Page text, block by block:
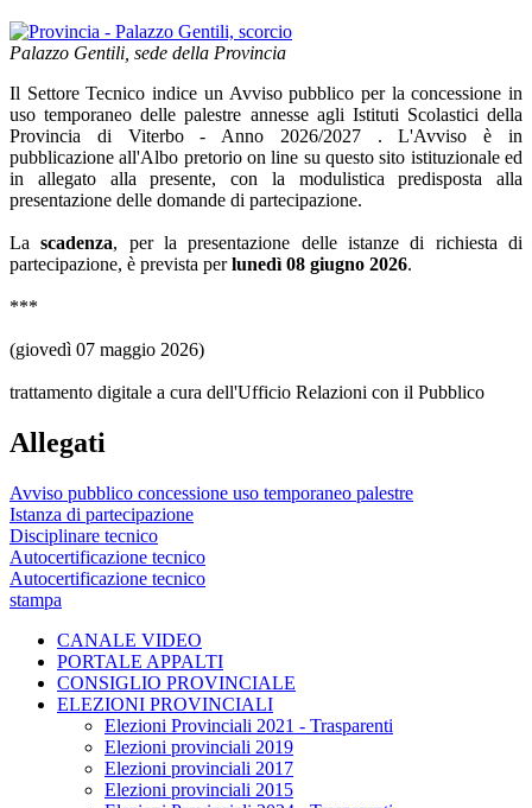
Palazzo Gentili, sede della Provincia
Il Settore Tecnico indice un Avviso pubblico per la concessione in
uso temporaneo delle palestre annesse agli Istituti Scolastici della
Provincia di Viterbo - Anno 2026/2027 . L'Avviso è in
pubblicazione all'Albo pretorio on line su questo sito istituzionale ed
in allegato alla presente, con la modulistica predisposta alla
presentazione delle domande di partecipazione.
Lascadenza, per la presentazione delle istanze di richiesta di
partecipazione, è prevista perlunedì 08 giugno 2026.
***
(giovedì 07 maggio 2026)
trattamento digitale a cura dell'Ufficio Relazioni con il Pubblico
Allegati
Avviso pubblico concessione uso temporaneo palestre
Istanza di partecipazione
Disciplinare tecnico
Autocertificazione tecnico
Autocertificazione tecnico
stampa
CANALE VIDEO
PORTALE APPALTI
CONSIGLIO PROVINCIALE
ELEZIONI PROVINCIALI
Elezioni Provinciali 2021 - Trasparenti
Elezioni provinciali 2019
Elezioni provinciali 2017
Elezioni provinciali 2015